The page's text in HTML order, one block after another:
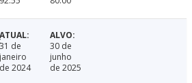
de
janeiro
de 2024
30 de
junho
de 2025